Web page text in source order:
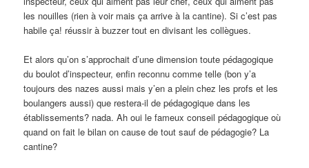
les nouilles (rien à voir mais ça arrive à la cantine). Si c’est pas
habile ça! réussir à buzzer tout en divisant les collègues.
Et alors qu’on s’approchait d’une dimension toute pédagogique
du boulot d’inspecteur, enfin reconnu comme telle (bon y’a
toujours des nazes aussi mais y’en a plein chez les profs et les
boulangers aussi) que restera-il de pédagogique dans les
établissements? nada. Ah oui le fameux conseil pédagogique où
quand on fait le bilan on cause de tout sauf de pédagogie? La
cantine?